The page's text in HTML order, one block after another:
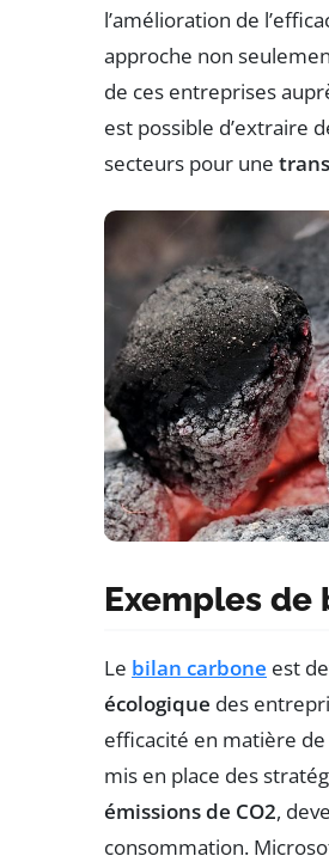
l’amélioration de
approche non
de ces entreprises
est possible d’extraire
secteurs pour une
Exemples de
Le bilan carbone est
écologique des
efficacité en matière
mis en place des
émissions de CO2,
consommation.